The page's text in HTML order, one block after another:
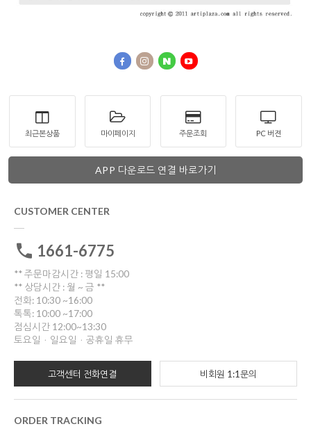
최근본상품 마이페이지 주문조회 PC 버젼
APP 다운로드 연결 바로가기
CUSTOMER CENTER
1661-6775
** 주문마감시간 : 평일 15:00
** 상담시간 : 월 ~ 금 **
전화: 10:30 ~16:00
톡톡: 10:00 ~17:00
점심시간 12:00~13:30
토요일ㆍ일요일ㆍ공휴일 휴무
고객센터 전화연결 비회원 1:1문의
ORDER TRACKING